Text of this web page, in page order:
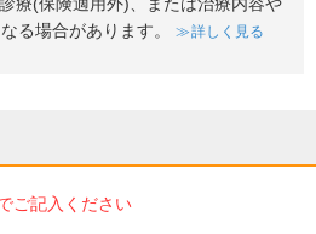
療(保険適用外)、または治療内容や
る場合があります。
詳しく見る
ご記入ください